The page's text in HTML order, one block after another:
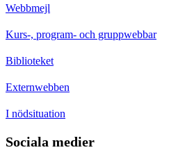
Webbmejl
Kurs-, program- och gruppwebbar
Biblioteket
Externwebben
I nödsituation
Sociala medier